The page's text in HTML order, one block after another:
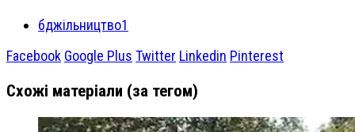
бджільництво1
Facebook Google Plus Twitter Linkedin Pinterest
Схожі матеріали (за тегом)